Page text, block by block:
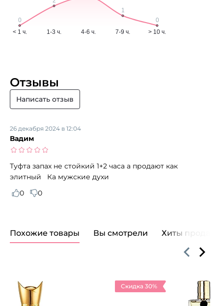
Отзывы
Написать отзыв
Вадим
26 декабря 2024 в 12:04
Туфта запах не стойкий 1+2 часа а продают как
элитный Ка мужские духи
0
0
Похожие товары Вы смотрели Хиты продаж
Скидка 30%